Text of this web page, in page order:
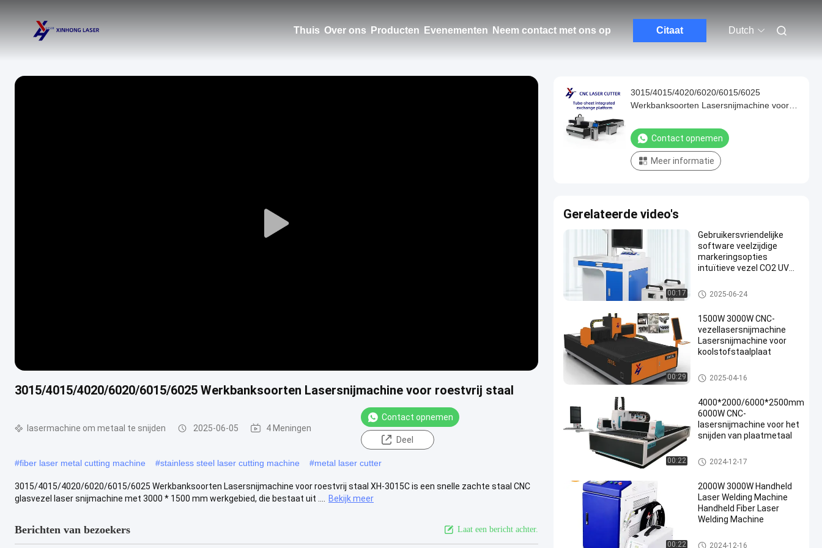
Thuis Over ons Producten Evenementen Neem contact met ons op Citaat Dutch
Play
3015/4015/4020/6020/6015/6025 Werkbanksoorten Lasersnijmachine voor roestvrij staal
lasermachine om metaal te snijden 2025-06-05 4 Meningen
Contact opnemen
Deel
#fiber laser metal cutting machine #stainless steel laser cutting machine #metal laser cutter
3015/4015/4020/6020/6015/6025 Werkbanksoorten Lasersnijmachine voor roestvrij staal XH-3015C is een snelle zachte staal CNC
glasvezel laser snijmachine met 3000 * 1500 mm werkgebied, die bestaat uit ....
Bekijk meer
Berichten van bezoekers Laat een bericht achter.
3015/4015/4020/6020/6015/6025
Werkbanksoorten Lasersnijmachine voor
Contact opnemen
Meer informatie
Gerelateerde video's
00:17
Gebruikersvriendelijke
software veelzijdige
markeringsopties
intuïtieve vezel CO2 UV
marker
lasermachine om metaal te sn
ijden
2025-06-24
00:29
1500W 3000W CNC-
vezellasersnijmachine
Lasersnijmachine voor
koolstofstaalplaat
lasermachine om metaal te sn
ijden
2025-04-16
00:22
4000*2000/6000*2500mm
6000W CNC-
lasersnijmachine voor het
snijden van plaatmetaal
lasermachine om metaal te snij
den
2024-12-17
00:22
2000W 3000W Handheld
Laser Welding Machine
Handheld Fiber Laser
Welding Machine
handgevoerde lasersweismac
2024-12-16